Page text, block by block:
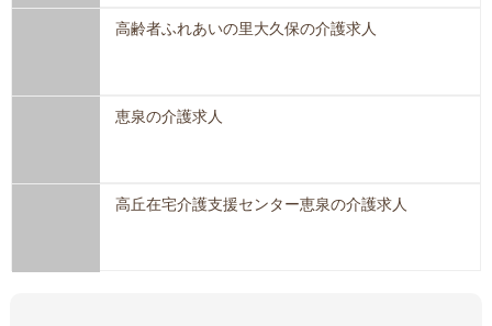
高齢者ふれあいの里大久保の介護求人
恵泉の介護求人
高丘在宅介護支援センター恵泉の介護求人